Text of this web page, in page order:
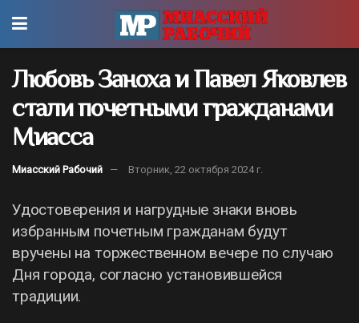
Любовь Заноха и Павел Яковлев
стали почетными гражданами
Миасса
Миасский Рабочий Вторник, 22 октября 2024 г.
Удостоверения и нагрудные знаки вновь
избранным почетным гражданам будут
вручены на торжественном вечере по случаю
Дня города, согласно установившейся
традиции.